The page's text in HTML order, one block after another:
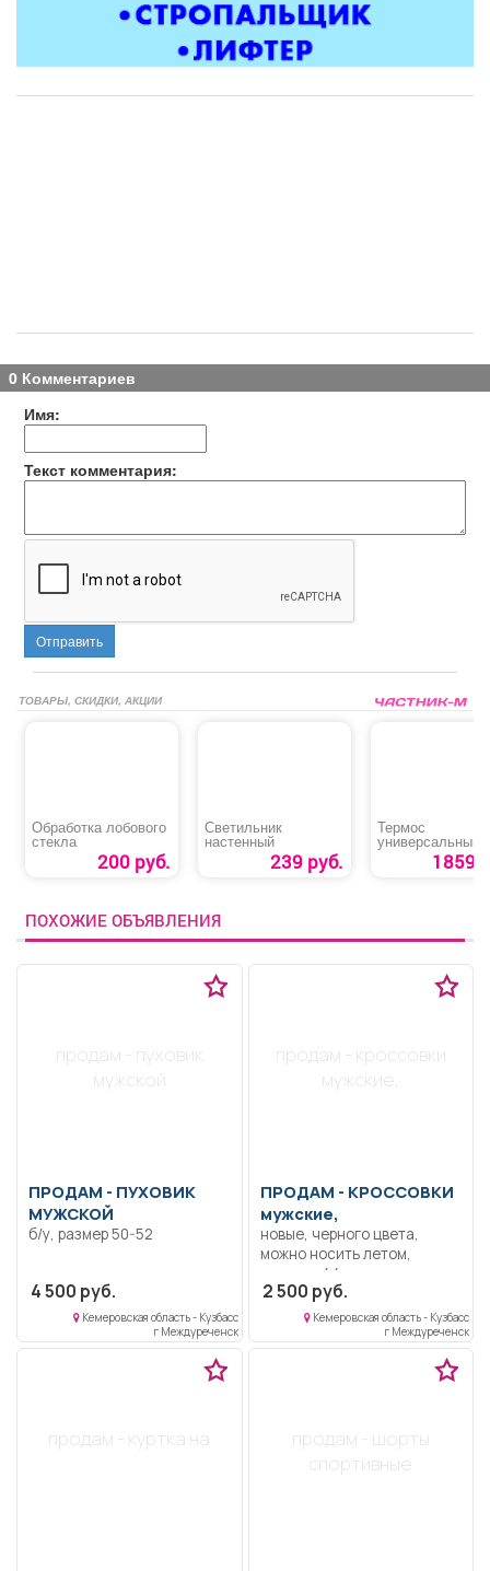
0 Комментариев
Имя:
Текст комментария:
Отправить
ТОВАРЫ, СКИДКИ, АКЦИИ
Обработка лобового
стекла
200 руб.
Светильник
настенный
239 руб.
Термос
универсальный
«Арктика»1859
ПОХОЖИЕ ОБЪЯВЛЕНИЯ
продам - пуховик
мужской
ПРОДАМ - ПУХОВИК
МУЖСКОЙ
б/у, размер 50-52
4 500 руб.
Кемеровская область - Кузбасс
г Междуреченск
продам - кроссовки
мужские,
ПРОДАМ - КРОССОВКИ
мужские,
новые, черного цвета,
можно носить летом,
осенью, 44 размер.
2 500 руб.
Кемеровская область - Кузбасс
г Междуреченск
продам - куртка на
продам - шорты
спортивные